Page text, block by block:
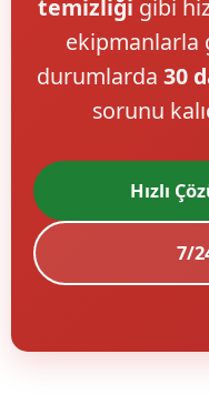
temizliği gibi
ekipmanlarla
durumlarda 30
sorunu
Hızlı
7/